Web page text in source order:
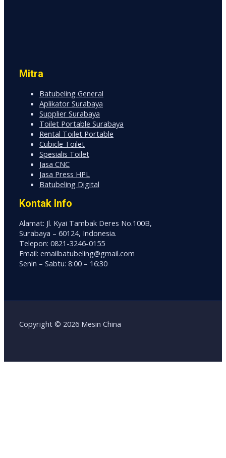
Mitra
Batubeling General
Aplikator Surabaya
Supplier Surabaya
Toilet Portable Surabaya
Rental Toilet Portable
Cubicle Toilet
Spesialis Toilet
Jasa CNC
Jasa Press HPL
Batubeling Digital
Kontak Info
Alamat: Jl. Kyai Tambak Deres No.100B,
Surabaya – 60124, Indonesia.
Telepon: 0821-3246-0155
Email: emailbatubeling@gmail.com
Senin – Sabtu: 8:00 – 16:30
Copyright © 2026 Mesin China